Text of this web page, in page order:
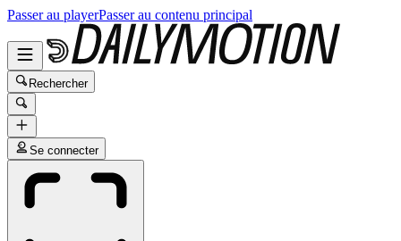
Passer au playerPasser au contenu principal
Rechercher
Se connecter